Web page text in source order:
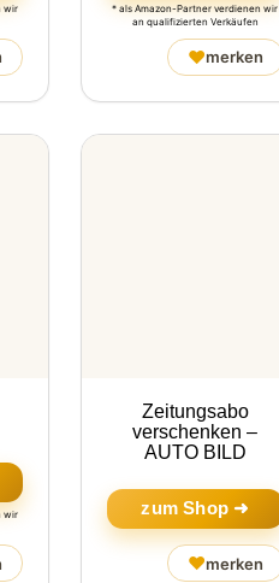
wir
* als Amazon-Partner verdienen wir
an qualifizierten Verkäufen
♥merken
wir
Zeitungsabo
verschenken –
AUTO BILD
zum Shop ➜
♥merken